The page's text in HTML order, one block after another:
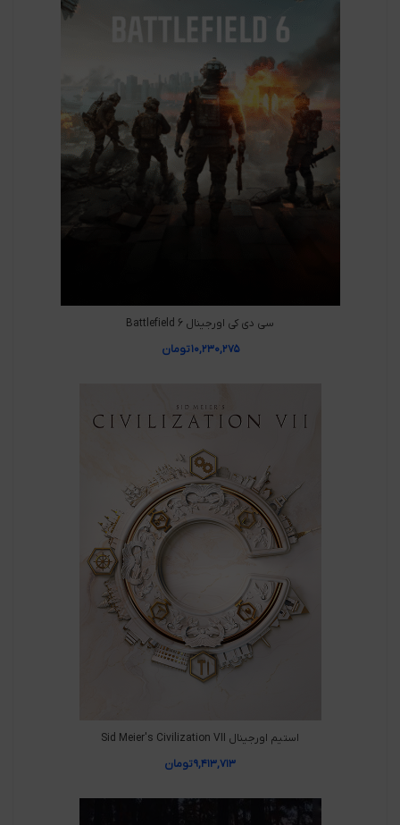
سی دی کی اورجینال Battlefield 6
۱۰,۲۳۰,۲۷۵تومان
استیم اورجینال Sid Meier's Civilization VII
۹,۴۱۳,۷۱۳تومان